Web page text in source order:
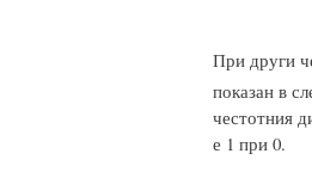
При други
показан в
честотния
е 1 при 0.